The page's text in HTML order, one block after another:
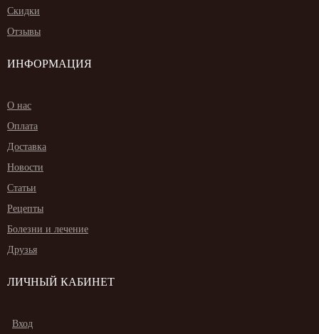
Скидки
Отзывы
ИНФОРМАЦИЯ
О нас
Оплата
Доставка
Новости
Статьи
Рецепты
Болезни и лечение
Друзья
ЛИЧНЫЙ КАБИНЕТ
Вход